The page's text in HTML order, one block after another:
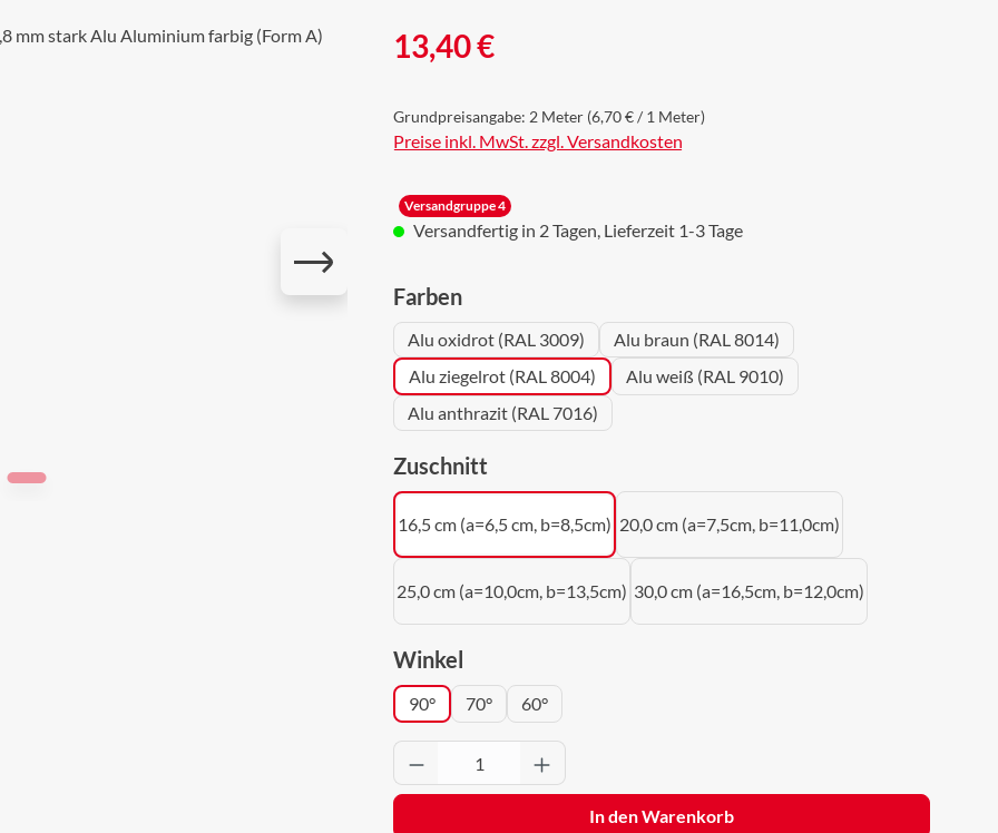
Regulärer Preis:
13,40 €
Grundpreisangabe: 2 Meter (6,70 € / 1 Meter)
Preise inkl. MwSt. zzgl. Versandkosten
Versandgruppe 4
Versandfertig in 2 Tagen, Lieferzeit 1-3 Tage
Farbenauswählen
Alu oxidrot (RAL 3009)
Alu braun (RAL 8014)
Alu ziegelrot (RAL 8004)
Alu weiß (RAL 9010)
Alu anthrazit (RAL 7016)
Zuschnittauswählen
16,5 cm (a=6,5 cm, b=8,5cm) 20,0 cm (a=7,5cm, b=11,0cm)
25,0 cm (a=10,0cm, b=13,5cm) 30,0 cm (a=16,5cm, b=12,0cm)
Winkelauswählen
90° 70° 60°
Produkt Anzahl: Gib den gewünschten Wert ein
In den Warenkorb